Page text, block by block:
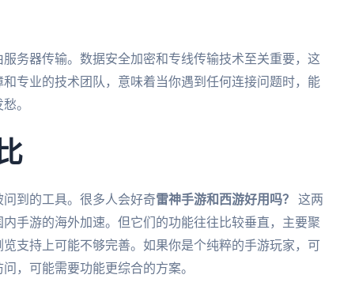
务器传输。数据安全加密和专线传输技术至关重要，这
专业的技术团队，意味着当你遇到任何连接问题时，能
。
到的工具。很多人会好奇雷神手游和西游好用吗？
这两
手游的海外加速。但它们的功能往往比较垂直，主要聚
支持上可能不够完善。如果你是个纯粹的手游玩家，可
，可能需要功能更综合的方案。